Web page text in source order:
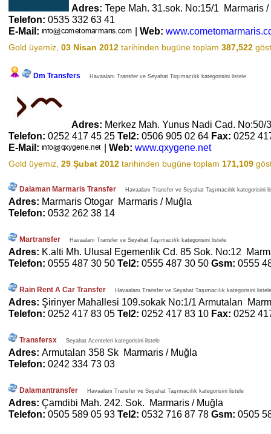
Adres: Tepe Mah. 31.sok. No:15/1 Marmaris
Telefon: 0535 332 63 41
E-Mail:
| Web:
Gold üyemiz, 03 Nisan 2012 tarihinden bugüne toplam 387,522
Dm Transfers Havaalanı Transfer ve Seyahat Taşımacılık kategorisini listele
Adres: Merkez Mah. Yunus Nadi Cad.
Telefon: 0252 417 45 25 Tel2: 0506 905 02 64 Fax: 0252
E-Mail:
| Web: www.qxygene.net
Gold üyemiz, 29 Şubat 2012 tarihinden bugüne toplam 171,109
Dalaman Marmaris Transfer Havaalanı Transfer ve Seyahat Taşımacılık kategorisini
Adres: Marmaris Otogar Marmaris / Muğla
Telefon: 0532 262 38 14
Martransfer Havaalanı Transfer ve Seyahat Taşımacılık kategorisini listele
Adres: K.alti Mh. Ulusal Egemenlik Cd. 85 Sok. No:12
Telefon: 0555 487 30 50 Tel2: 0555 487 30 50 Gsm: 0555
Rain Rent A Car Transfer Havaalanı Transfer ve Seyahat Taşımacılık kategorisini listele
Adres: Şirinyer Mahallesi 109.sokak No:1/1 Armutalan
Telefon: 0252 417 83 05 Tel2: 0252 417 83 10 Fax: 0252
Transfersx Seyahat Acenteleri kategorisini listele
Adres: Armutalan 358 Sk Marmaris / Muğla
Telefon: 0242 334 73 03
Dalamantransfer Havaalanı Transfer ve Seyahat Taşımacılık kategorisini listele
Adres: Çamdibi Mah. 242. Sok. Marmaris / Muğla
Telefon: 0505 589 05 93 Tel2: 0532 716 87 78 Gsm: 0505